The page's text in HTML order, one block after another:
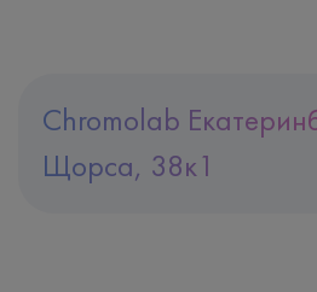
Chromolab
Щорса, 38к1